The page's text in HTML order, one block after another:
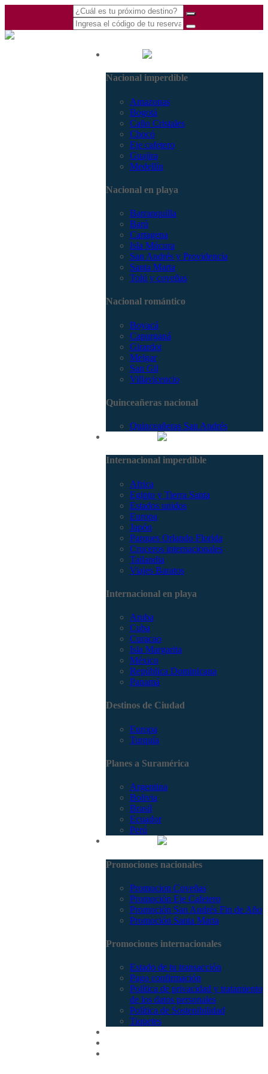
Nacional imperdible
Amazonas
Bogotá
Caño Cristales
Chocó
Eje cafetero
Guajira
Medellín
Nacional en playa
Barranquilla
Barú
Cartagena
Isla Múcura
San Andrés y Providencia
Santa Marta
Tolú y coveñas
Nacional romántico
Boyacá
Capurganá
Girardot
Melgar
San Gil
Villavicencio
Quinceañeras nacional
Quinceañeras San Andrés
Internacional imperdible
Africa
Egipto y Tierra Santa
Estados unidos
Europa
Japón
Parques Orlando Florida
Cruceros internacionales
Tailandia
Viajes Baratos
Internacional en playa
Aruba
Cuba
Curacao
Isla Margarita
México
República Dominicana
Panamá
Destinos de Ciudad
Europa
Turquía
Planes a Suramérica
Argentina
Bolivia
Brasil
Ecuador
Perú
Promociones nacionales
Promocion Coveñas
Promoción Eje Cafetero
Promoción San Andrés Fin de Año
Promoción Santa Marta
Promociones internacionales
Estado de tu transacción
Pago confirmación
Política de privacidad y tratamiento
de los datos personales
Política de Sostenibilidad
Tiquetes